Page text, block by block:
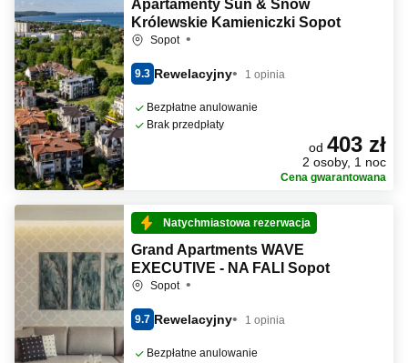
Apartamenty Sun & Snow
Królewskie Kamieniczki Sopot
Sopot
9.3 Rewelacyjny 1 opinia
Bezpłatne anulowanie
Brak przedpłaty
od 403 zł
2 osoby, 1 noc
Cena gwarantowana
Natychmiastowa rezerwacja
Grand Apartments WAVE
EXECUTIVE - NA FALI Sopot
Sopot
9.7 Rewelacyjny 1 opinia
Bezpłatne anulowanie